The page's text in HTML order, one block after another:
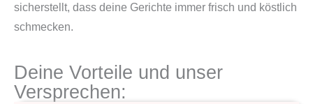
sicherstellt, dass deine Gerichte immer frisch und köstlich
schmecken.
Deine Vorteile und unser
Versprechen: